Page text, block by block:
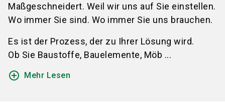
Maßgeschneidert. Weil wir uns auf Sie einstellen.
Wo immer Sie sind. Wo immer Sie uns brauchen.
Es ist der Prozess, der zu Ihrer Lösung wird.
Ob Sie Baustoffe, Bauelemente, Möb ...
add_circle_outline Mehr Lesen